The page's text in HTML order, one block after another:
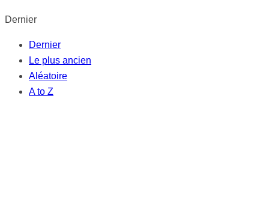
Dernier
Dernier
Le plus ancien
Aléatoire
A to Z